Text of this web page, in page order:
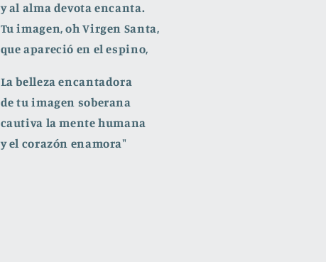
y al alma devota encanta.
Tu imagen, oh Virgen Santa,
que apareció en el espino,
La belleza encantadora
de tu imagen soberana
cautiva la mente humana
y el corazón enamora"